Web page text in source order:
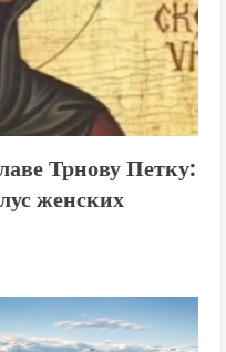
Трнову Петку:
женских